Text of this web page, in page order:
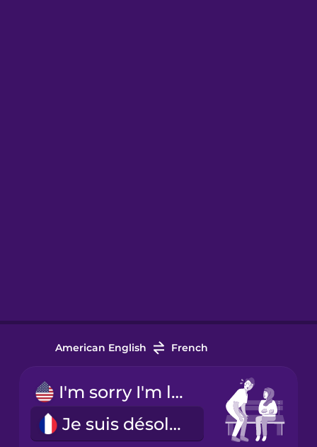
American English French
I'm sorry I'm late!
Je suis désolé de mon retard.